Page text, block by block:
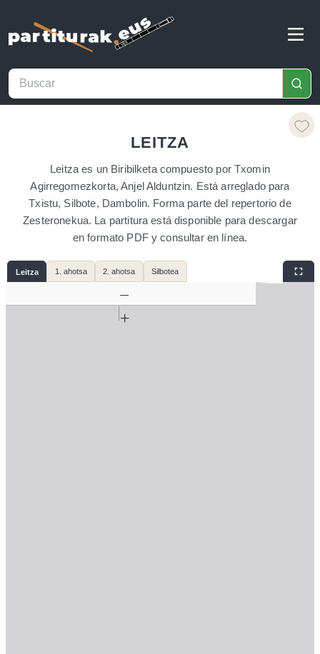
LEITZA
Leitza es un Biribilketa compuesto por Txomin
Agirregomezkorta, Anjel Alduntzin. Está arreglado para
Txistu, Silbote, Dambolin. Forma parte del repertorio de
Zesteronekua. La partitura está disponible para descargar
en formato PDF y consultar en línea.
Leitza 1. ahotsa 2. ahotsa Silbotea